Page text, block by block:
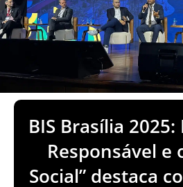
BIS Brasília 2025:
Responsável e
Social” destaca